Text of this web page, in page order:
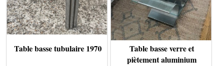
Table basse tubulaire 1970
Table basse verre et
piètement aluminium